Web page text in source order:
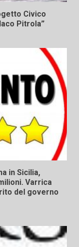
Civico
Pitrola”
in Sicilia,
Varrica
del governo